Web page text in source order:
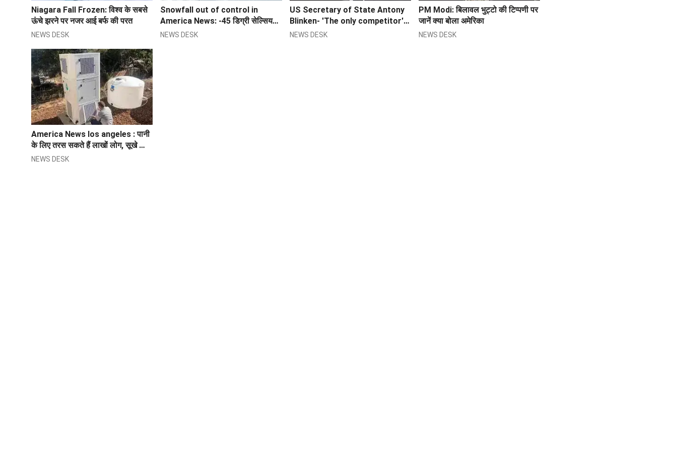
Niagara Fall Frozen: विश्व के सबसे
ऊंचे झरने पर नजर आई बर्फ की परत
NEWS DESK
Snowfall out of control in
America News: -45 डिग्री सेल्सियस
तक लुढ़का पारा, 4400 से अधिक उड़ानें
NEWS DESK
US Secretary of State Antony
Blinken- 'The only competitor'
चीन अंतर्राष्ट्रीय व्यवस्था के लिए बड़ा
NEWS DESK
PM Modi: बिलावल भुट्टो की टिप्पणी पर
जानें क्या बोला अमेरिका
NEWS DESK
America News los angeles : पानी
के लिए तरस सकते हैं लाखों लोग, सूखे की
चपेट में दक्षिणी कैलिफोर्निया
NEWS DESK